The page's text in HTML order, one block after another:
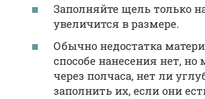
Заполняйте щель только
увеличится в размере.
Обычно недостатка
способе нанесения нет,
через полчаса, нет ли
заполнить их, если они